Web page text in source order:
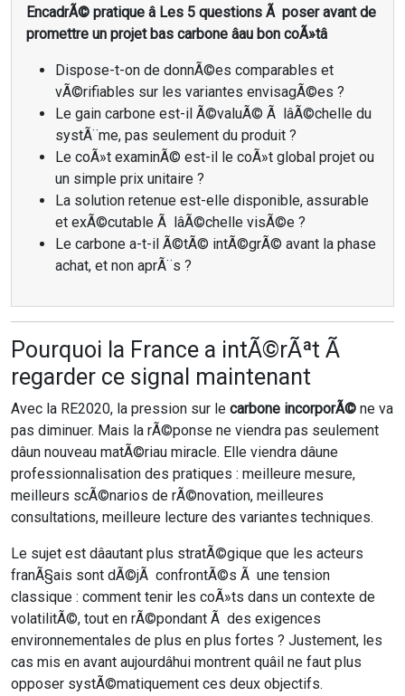
EncadrÃ© pratique â Les 5 questions Ã poser avant de
promettre un projet bas carbone âau bon coÃ»tâ
Dispose-t-on de donnÃ©es comparables et
vÃ©rifiables sur les variantes envisagÃ©es ?
Le gain carbone est-il Ã©valuÃ© Ã lâÃ©chelle du
systÃ¨me, pas seulement du produit ?
Le coÃ»t examinÃ© est-il le coÃ»t global projet ou
un simple prix unitaire ?
La solution retenue est-elle disponible, assurable
et exÃ©cutable Ã lâÃ©chelle visÃ©e ?
Le carbone a-t-il Ã©tÃ© intÃ©grÃ© avant la phase
achat, et non aprÃ¨s ?
Pourquoi la France a intÃ©rÃªt Ã
regarder ce signal maintenant
Avec la RE2020, la pression sur le carbone incorporÃ© ne va
pas diminuer. Mais la rÃ©ponse ne viendra pas seulement
dâun nouveau matÃ©riau miracle. Elle viendra dâune
professionnalisation des pratiques : meilleure mesure,
meilleurs scÃ©narios de rÃ©novation, meilleures
consultations, meilleure lecture des variantes techniques.
Le sujet est dâautant plus stratÃ©gique que les acteurs
franÃ§ais sont dÃ©jÃ confrontÃ©s Ã une tension
classique : comment tenir les coÃ»ts dans un contexte de
volatilitÃ©, tout en rÃ©pondant Ã des exigences
environnementales de plus en plus fortes ? Justement, les
cas mis en avant aujourdâhui montrent quâil ne faut plus
opposer systÃ©matiquement ces deux objectifs.